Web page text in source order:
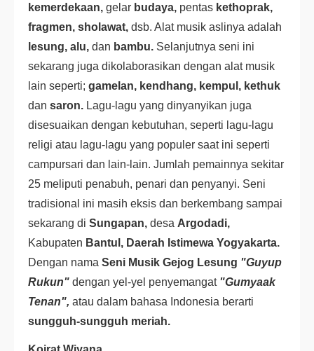
kemerdekaan, gelar budaya, pentas kethoprak,
fragmen, sholawat, dsb. Alat musik aslinya adalah
lesung, alu, dan bambu. Selanjutnya seni ini
sekarang juga dikolaborasikan dengan alat musik
lain seperti; gamelan, kendhang, kempul, kethuk
dan saron. Lagu-lagu yang dinyanyikan juga
disesuaikan dengan kebutuhan, seperti lagu-lagu
religi atau lagu-lagu yang populer saat ini seperti
campursari dan lain-lain. Jumlah pemainnya sekitar
25 meliputi penabuh, penari dan penyanyi. Seni
tradisional ini masih eksis dan berkembang sampai
sekarang di Sungapan, desa Argodadi,
Kabupaten Bantul, Daerah Istimewa Yogyakarta.
Dengan nama Seni Musik Gejog Lesung "Guyup
Rukun" dengan yel-yel penyemangat "Gumyaak
Tenan", atau dalam bahasa Indonesia berarti
sungguh-sungguh meriah.